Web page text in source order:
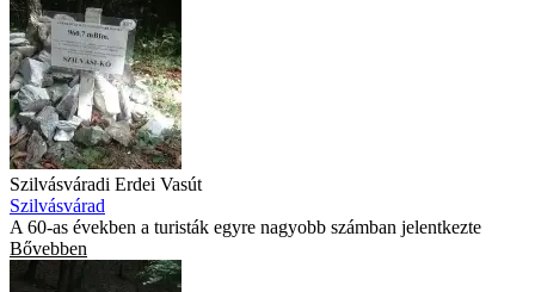
Szilvásváradi Erdei Vasút
Szilvásvárad
A 60-as években a turisták egyre nagyobb számban jelentkezte
Bővebben